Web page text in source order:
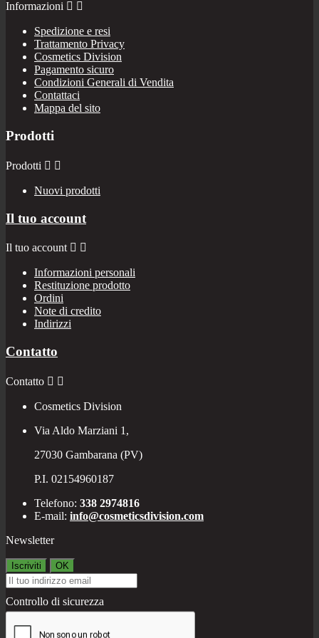
Informazioni  
Spedizione e resi
Trattamento Privacy
Cosmetics Division
Pagamento sicuro
Condizioni Generali di Vendita
Contattaci
Mappa del sito
Prodotti
Prodotti  
Nuovi prodotti
Il tuo account
Il tuo account  
Informazioni personali
Restituzione prodotto
Ordini
Note di credito
Indirizzi
Contatto
Contatto  
Cosmetics Division
Via Aldo Marziani 1,
27030 Gambarana (PV)
P.I. 02154960187
Telefono: 338 2974816
E-mail: info@cosmeticsdivision.com
Newsletter
Controllo di sicurezza